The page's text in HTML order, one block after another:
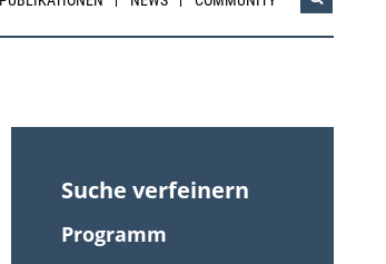
Suche verfeinern
Programm